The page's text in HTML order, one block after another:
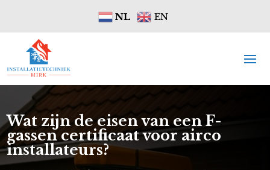
NL EN
Wat zijn de eisen van een F-
gassen certificaat voor airco
installateurs?